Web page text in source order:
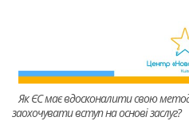
Як ЄС має вдосконалити свою
заохочувати вступ на основі заслуг?